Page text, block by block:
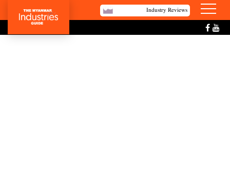
Industry Reviews